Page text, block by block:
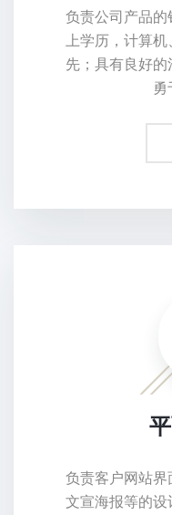
负责公司产品的
上学历，计算
先；具有良好的
勇
负责客户网站界
文宣海报等的